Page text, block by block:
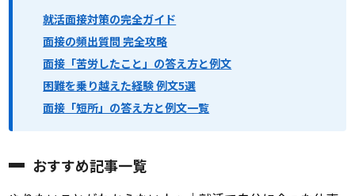
就活面接対策の完全ガイド
面接の頻出質問 完全攻略
面接「苦労したこと」の答え方と例文
困難を乗り越えた経験 例文5選
面接「短所」の答え方と例文一覧
おすすめ記事一覧